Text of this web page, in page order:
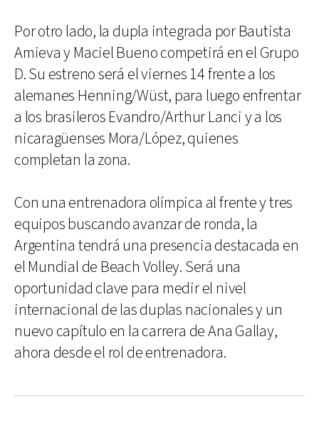
Por otro lado, la dupla integrada por Bautista
Amieva y Maciel Bueno competirá en el Grupo
D. Su estreno será el viernes 14 frente a los
alemanes Henning/Wüst, para luego enfrentar
a los brasileros Evandro/Arthur Lanci y a los
nicaragüenses Mora/López, quienes
completan la zona.
Con una entrenadora olímpica al frente y tres
equipos buscando avanzar de ronda, la
Argentina tendrá una presencia destacada en
el Mundial de Beach Volley. Será una
oportunidad clave para medir el nivel
internacional de las duplas nacionales y un
nuevo capítulo en la carrera de Ana Gallay,
ahora desde el rol de entrenadora.